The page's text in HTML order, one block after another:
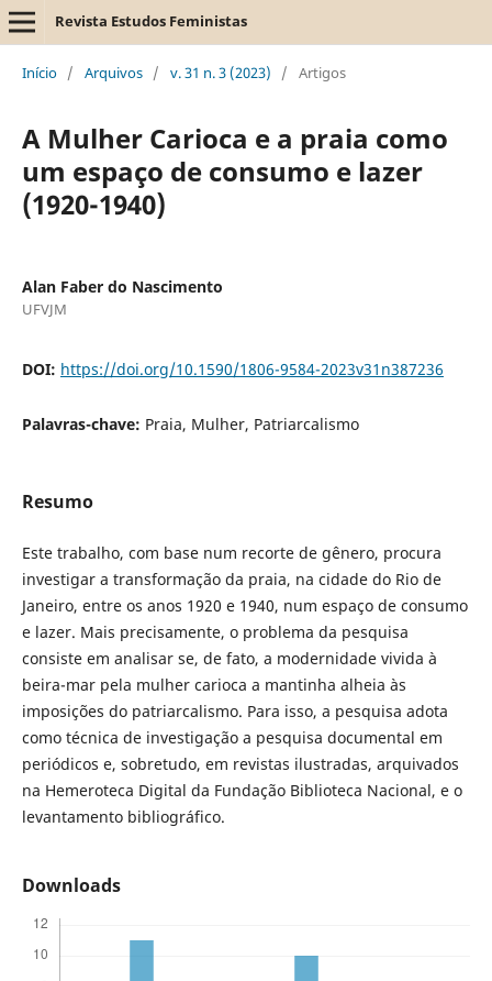
Revista Estudos Feministas
Início / Arquivos / v. 31 n. 3 (2023) / Artigos
A Mulher Carioca e a praia como
um espaço de consumo e lazer
(1920-1940)
Alan Faber do Nascimento
UFVJM
DOI: https://doi.org/10.1590/1806-9584-2023v31n387236
Palavras-chave: Praia, Mulher, Patriarcalismo
Resumo
Este trabalho, com base num recorte de gênero, procura
investigar a transformação da praia, na cidade do Rio de
Janeiro, entre os anos 1920 e 1940, num espaço de consumo
e lazer. Mais precisamente, o problema da pesquisa
consiste em analisar se, de fato, a modernidade vivida à
beira-mar pela mulher carioca a mantinha alheia às
imposições do patriarcalismo. Para isso, a pesquisa adota
como técnica de investigação a pesquisa documental em
periódicos e, sobretudo, em revistas ilustradas, arquivados
na Hemeroteca Digital da Fundação Biblioteca Nacional, e o
levantamento bibliográfico.
Downloads